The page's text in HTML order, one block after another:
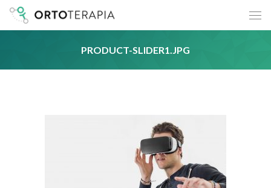
PRODUCT-SLIDER1.JPG